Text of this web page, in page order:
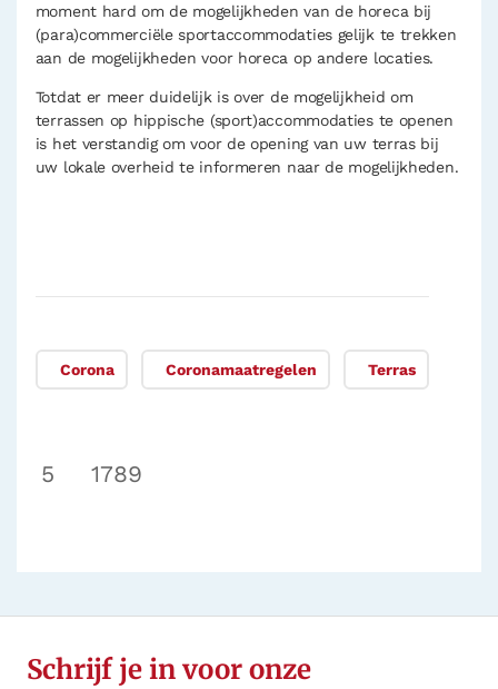
moment hard om de mogelijkheden van de horeca bij
(para)commerciële sportaccommodaties gelijk te trekken
aan de mogelijkheden voor horeca op andere locaties.
Totdat er meer duidelijk is over de mogelijkheid om
terrassen op hippische (sport)accommodaties te openen
is het verstandig om voor de opening van uw terras bij
uw lokale overheid te informeren naar de mogelijkheden.
Corona Coronamaatregelen Terras
5 1789
Schrijf je in voor onze